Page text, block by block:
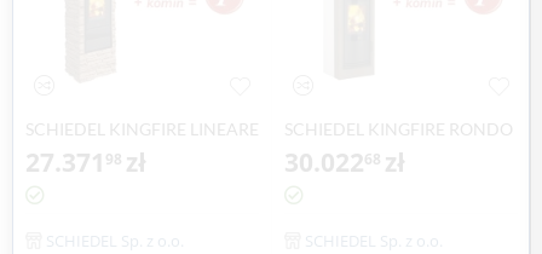
SCHIEDEL KINGFIRE LINEARE
SC
27.371 98 zł
SCHIEDEL Sp. z o.o.
SCHIEDEL KINGFIRE RONDO
SC
30.02268 zł
SCHIEDEL Sp. z o.o.